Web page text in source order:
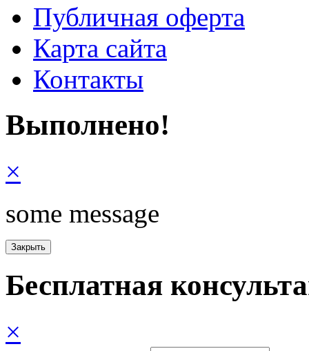
Публичная оферта
Карта сайта
Контакты
Выполнено!
×
some message
Бесплатная
×